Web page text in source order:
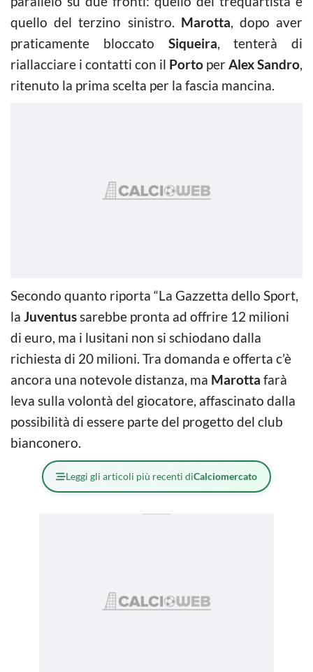
quello del terzino sinistro. Marotta, dopo aver
praticamente bloccato Siqueira, tenterà di
riallacciare i contatti con il Porto perAlex Sandro,
ritenuto la prima scelta per la fascia mancina.
Secondo quanto riporta “La Gazzetta dello Sport,
la Juventussarebbe pronta ad offrire 12 milioni
di euro, ma i lusitani non si schiodano dalla
richiesta di 20 milioni. Tra domanda e offerta c’è
ancora una notevole distanza, ma Marotta farà
leva sulla volontà del giocatore, affascinato dalla
possibilità di essere parte del progetto del club
bianconero.
Leggi gli articoli più recenti diCalciomercato